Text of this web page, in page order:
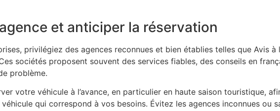
et anticiper la réservation
privilégiez des agences reconnues et bien établies telles que Avis à
sociétés proposent souvent des services fiables, des conseils en
problème.
votre véhicule à l’avance, en particulier en haute saison touristique,
qui correspond à vos besoins. Évitez les agences inconnues ou